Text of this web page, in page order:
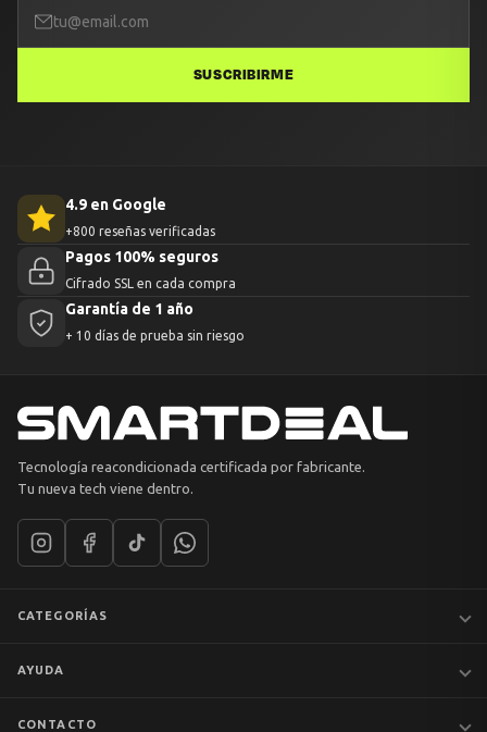
SUSCRIBIRME
4.9 en Google
+800 reseñas verificadas
Pagos 100% seguros
Cifrado SSL en cada compra
Garantía de 1 año
+ 10 días de prueba sin riesgo
Tecnología reacondicionada certificada por fabricante.
Tu nueva tech viene dentro.
CATEGORÍAS
AYUDA
CONTACTO